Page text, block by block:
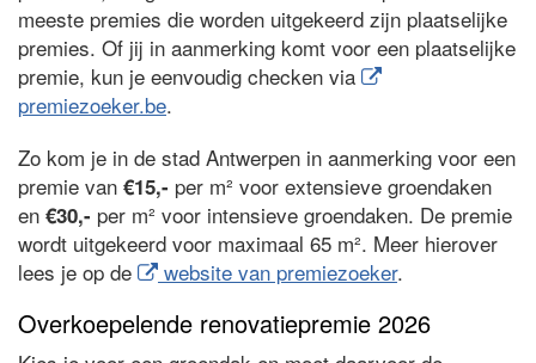
meeste premies die worden uitgekeerd zijn plaatselijke
premies. Of jij in aanmerking komt voor een plaatselijke
premie, kun je eenvoudig checken via
premiezoeker.be.
Zo kom je in de stad Antwerpen in aanmerking voor een
premie van €15,- per m² voor extensieve groendaken
en €30,- per m² voor intensieve groendaken. De premie
wordt uitgekeerd voor maximaal 65 m². Meer hierover
lees je op de
website van premiezoeker.
Overkoepelende renovatiepremie 2026